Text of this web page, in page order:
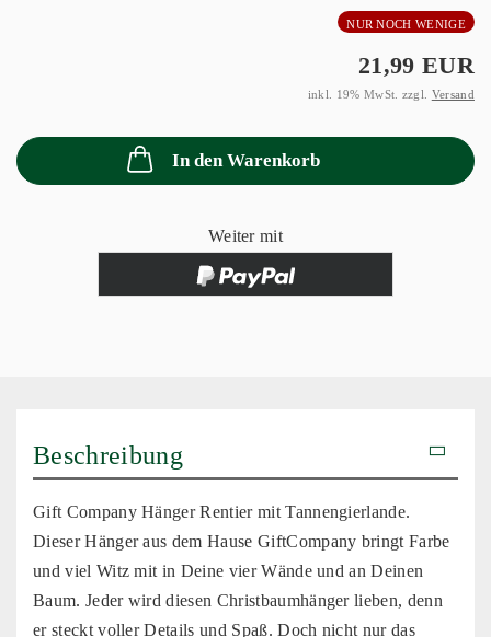
NUR NOCH WENIGE
21,99 EUR
inkl. 19% MwSt. zzgl. Versand
In den Warenkorb
Weiter mit
Beschreibung
Gift Company Hänger Rentier mit Tannengierlande.
Dieser Hänger aus dem Hause GiftCompany bringt Farbe
und viel Witz mit in Deine vier Wände und an Deinen
Baum. Jeder wird diesen Christbaumhänger lieben, denn
er steckt voller Details und Spaß. Doch nicht nur das